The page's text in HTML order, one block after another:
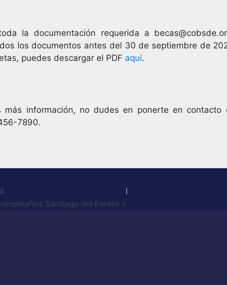
la documentación requerida a
los documentos antes del 30 de septiembre de
puedes descargar el PDF aquí.
más información, no dudes en ponerte en
7890.
Santiago del Estero »